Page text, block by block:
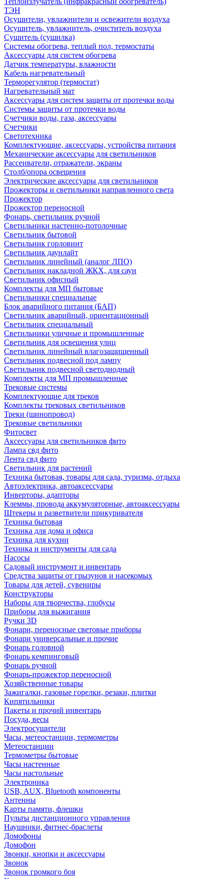
ТЭН
Осушители, увлажнители и освежители воздуха
Осушитель, увлажнитель, очиститель воздуха
Сушитель (сушилка)
Системы обогрева, теплый пол, термостаты
Аксессуары для систем обогрева
Датчик температуры, влажности
Кабель нагревательный
Терморегулятор (термостат)
Нагревательный мат
Аксессуары для систем защиты от протечки воды
Системы защиты от протечки воды
Счетчики воды, газа, аксессуары
Счетчики
Светотехника
Комплектующие, аксессуары, устройства питания
Механические аксессуары для светильников
Рассеиватели, отражатели, экраны
Столб/опора освещения
Электрические аксессуары для светильников
Прожекторы и светильники направленного света
Прожектор
Прожектор переносной
Фонарь, светильник ручной
Светильники настенно-потолочные
Светильник бытовой
Светильник горловинт
Светильник даунлайт
Светильник линейный (аналог ЛПО)
Светильник накладной ЖКХ, для саун
Светильник офисный
Комплекты для МП бытовые
Светильники специальные
Блок аварийного питания (БАП)
Светильник аварийный, ориентационный
Светильник специальный
Светильники уличные и промышленные
Светильник для освещения улиц
Светильник линейный влагозащищенный
Светильник подвесной под лампу
Светильник подвесной светодиодный
Комплекты для МП промышленные
Трековые системы
Комплектующие для треков
Комплекты трековых светильников
Треки (шинопровод)
Трековые светильники
Фитосвет
Аксессуары для светильников фито
Лампа свд фито
Лента свд фито
Светильник для растений
Техника бытовая, товары для сада, туризма, отдыха
Автоэлектрика, автоаксессуары
Инверторы, адапторы
Клеммы, провода аккумуляторные, автоаксессуары
Штекеры и разветвители прикуривателя
Техника бытовая
Техника для дома и офиса
Техника для кухни
Техника и инструменты для сада
Насосы
Садовый инструмент и инвентарь
Средства защиты от грызунов и насекомых
Товары для детей, сувениры
Конструкторы
Наборы для творчества, глобусы
Приборы для выжигания
Ручки 3D
Фонари, переносные световые приборы
Фонари универсальные и прочие
Фонарь головной
Фонарь кемпинговый
Фонарь ручной
Фонарь-прожектор переносной
Хозяйственные товары
Зажигалки, газовые горелки, резаки, плитки
Кипятильники
Пакеты и прочий инвентарь
Посуда, весы
Электросушители
Часы, метеостанции, термометры
Метеостанции
Термометры бытовые
Часы настенные
Часы настольные
Электроника
USB, AUX, Bluetooth компоненты
Антенны
Карты памяти, флешки
Пульты дистанционного управления
Наушники, фитнес-браслеты
Домофоны
Домофон
Звонки, кнопки и аксессуары
Звонок
Звонок громкого боя